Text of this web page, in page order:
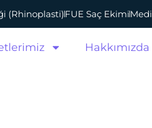
(Rhinoplasti)FUE Saç Ekimi
Hakkımızda